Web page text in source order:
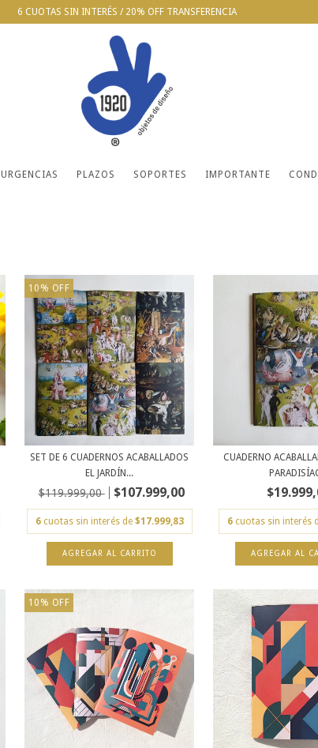
6 CUOTAS SIN INTERÉS / 20% OFF TRANSFERENCIA
URGENCIAS PLAZOS SOPORTES IMPORTANTE
10% OFF
SET DE 6 CUADERNOS ACABALLADOS
EL JARDÍN...
$119.999,00 $107.999,00
6 cuotas sin interés de $17.999,83
CUADERNO
6 cuotas sin interés
10 % OFF